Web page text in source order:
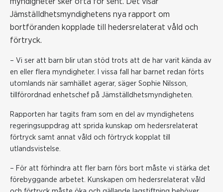
Jämställdhetsmyndighetens nya rapport om
bortföranden kopplade till hedersrelaterat våld och
förtryck.
– Vi ser att barn blir utan stöd trots att de har varit kända av
en eller flera myndigheter. I vissa fall har barnet redan förts
utomlands när samhället agerar, säger Sophie Nilsson,
tillförordnad enhetschef på Jämställdhetsmyndigheten.
Rapporten har tagits fram som en del av myndighetens
regeringsuppdrag att sprida kunskap om hedersrelaterat
förtryck samt annat våld och förtryck kopplat till
utlandsvistelse.
– För att förhindra att fler barn förs bort måste vi stärka det
förebyggande arbetet. Kunskapen om hedersrelaterat våld